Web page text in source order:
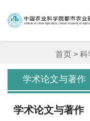
中国农业科学院
单位概况
新闻中心
首页 > 科
学术论文与著作
学术论文与著作